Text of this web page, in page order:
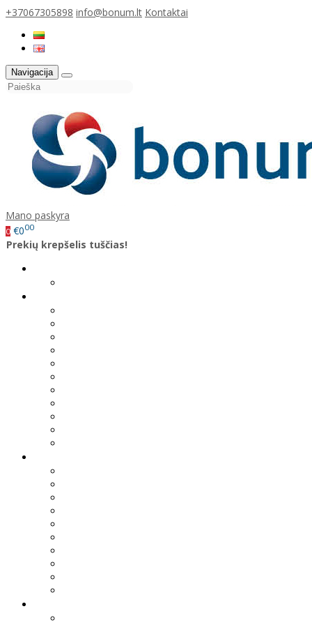
+37067305898 info@bonum.lt Kontaktai
Navigacija
Mano paskyra
0 €000
Prekių krepšelis tuščias!